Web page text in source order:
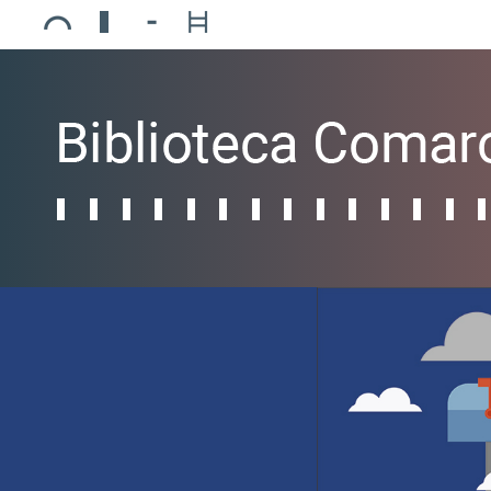
Ajuntament de Mollerussa
Biblioteca Comarcal Jaume Vila
Piscines de Mollerussa